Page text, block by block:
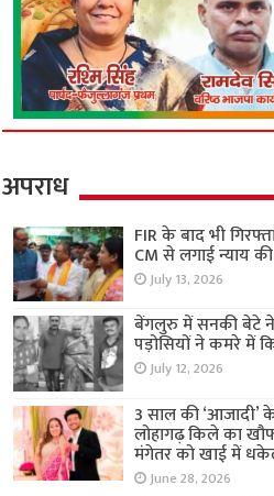
अपराध
FIR के बाद भी
CM से लगाई न्याय
July 13, 2026
बेंगलुरु में सनकी बेटे ने
पड़ोसियों ने कमरे में
July 12, 2026
3 साल की ‘आजादी’
लोहागढ़ किले का
मंगेतर को खाई में
June 28, 2026